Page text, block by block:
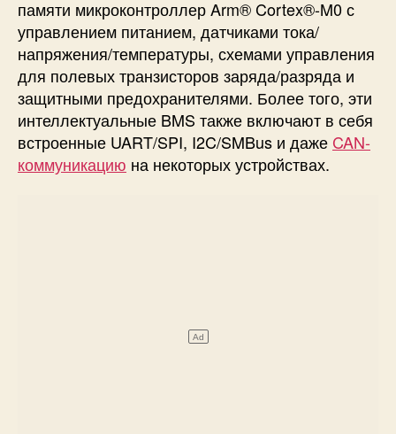
памяти микроконтроллер Arm® Cortex®-M0 с
управлением питанием, датчиками тока/
напряжения/температуры, схемами управления
для полевых транзисторов заряда/разряда и
защитными предохранителями. Более того, эти
интеллектуальные BMS также включают в себя
встроенные UART/SPI, I2C/SMBus и даже CAN-
коммуникацию на некоторых устройствах.